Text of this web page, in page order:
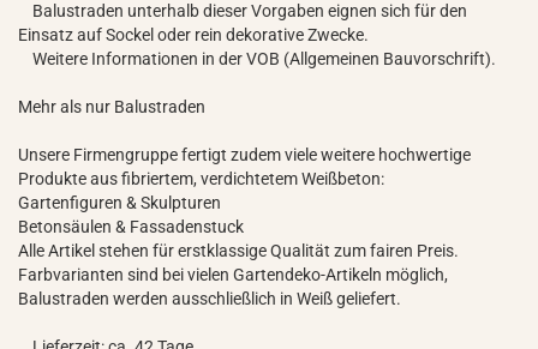
Balustraden unterhalb dieser Vorgaben eignen sich für den
Einsatz auf Sockel oder rein dekorative Zwecke.
Weitere Informationen in der VOB (Allgemeinen Bauvorschrift).
Mehr als nur Balustraden
Unsere Firmengruppe fertigt zudem viele weitere hochwertige
Produkte aus fibriertem, verdichtetem Weißbeton:
Gartenfiguren & Skulpturen
Betonsäulen & Fassadenstuck
Alle Artikel stehen für erstklassige Qualität zum fairen Preis.
Farbvarianten sind bei vielen Gartendeko-Artikeln möglich,
Balustraden werden ausschließlich in Weiß geliefert.